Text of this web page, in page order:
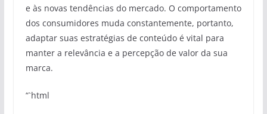
e às novas tendências do mercado. O comportamento
dos consumidores muda constantemente, portanto,
adaptar suas estratégias de conteúdo é vital para
manter a relevância e a percepção de valor da sua
marca.
“`html